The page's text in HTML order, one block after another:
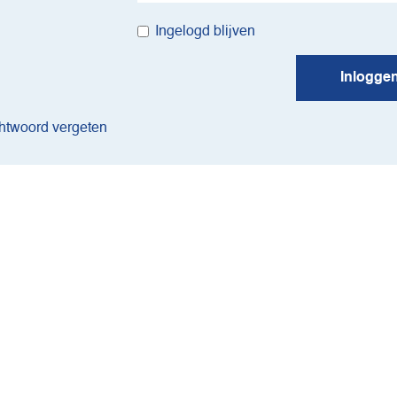
Ingelogd blijven
vergeten